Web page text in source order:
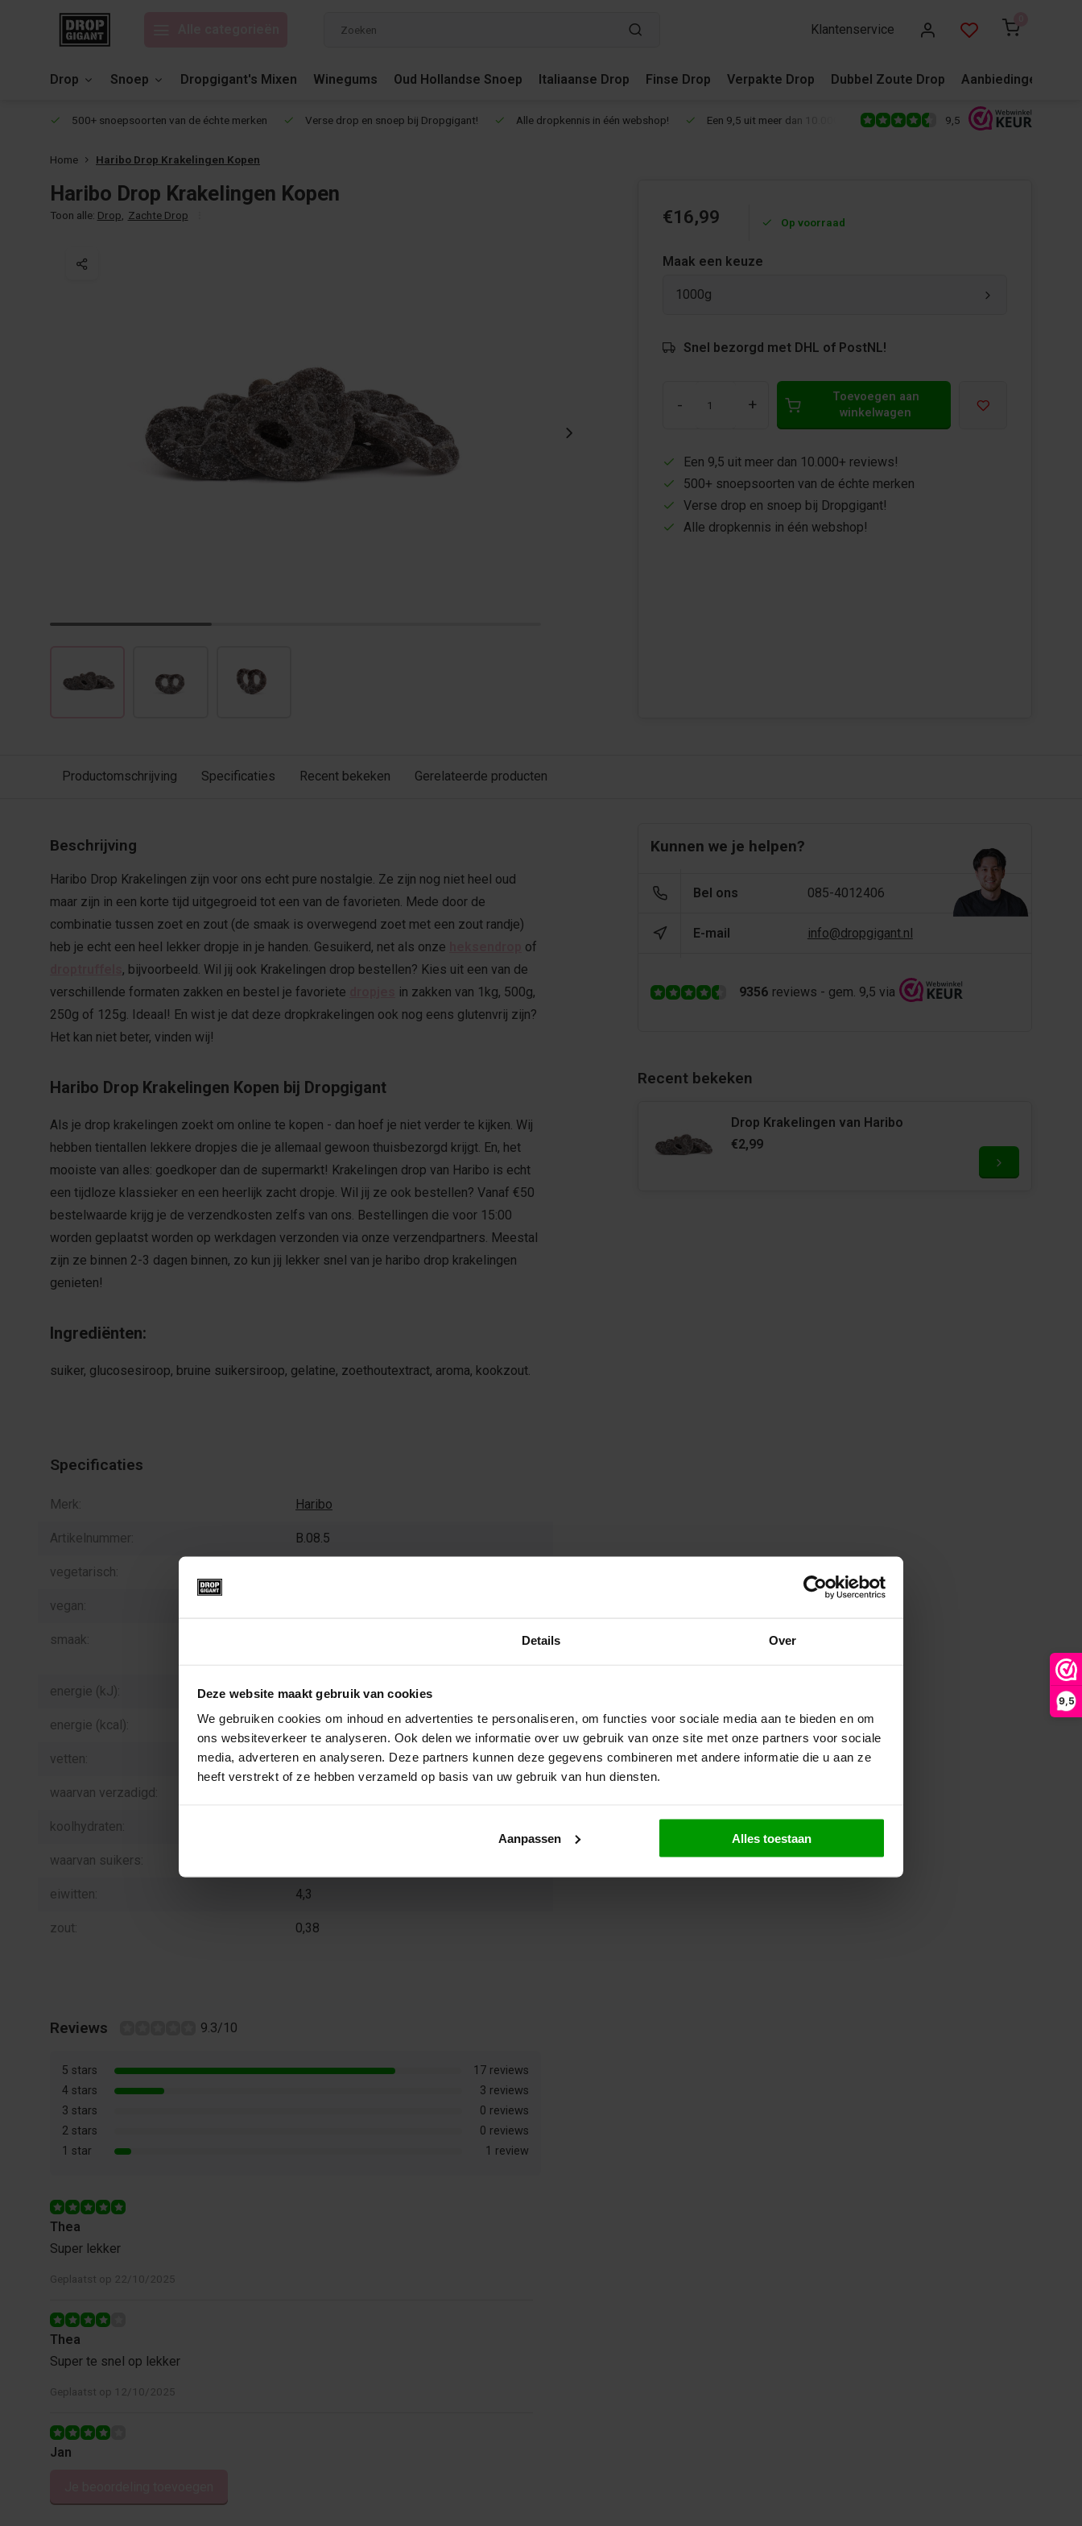
Details Over
Deze website maakt gebruik van cookies
We gebruiken cookies om inhoud en advertenties te personaliseren, om functies voor sociale media aan te bieden en om
ons websiteverkeer te analyseren. Ook delen we informatie over uw gebruik van onze site met onze partners voor sociale
media, adverteren en analyseren. Deze partners kunnen deze gegevens combineren met andere informatie die u aan ze
heeft verstrekt of ze hebben verzameld op basis van uw gebruik van hun diensten.
Aanpassen Alles toestaan
9,5
Klantenservice
Drop Snoep Dropgigant's Mixen Winegums Oud Hollandse Snoep Italiaanse Drop Finse Drop Verpakte Drop Dubbel Zoute Drop Aanbiedingen
500+ snoepsoorten van de échte merken Verse drop en snoep bij Dropgigant! Alle dropkennis in één webshop! Een 9,5 uit meer dan 10.000+ reviews! 500+ snoepsoorten van de
9,5
Home Haribo Drop Krakelingen Kopen
Haribo Drop Krakelingen Kopen
Toon alle: Drop Zachte Drop €16,99 Op voorraad
Maak een keuze
1000g
Snel bezorgd met DHL of PostNL!
- +
Toevoegen aan
winkelwagen
Een 9,5 uit meer dan 10.000+ reviews!
500+ snoepsoorten van de échte merken
Verse drop en snoep bij Dropgigant!
Alle dropkennis in één webshop!
Productomschrijving Specificaties Recent bekeken Gerelateerde producten
Beschrijving
Haribo Drop Krakelingen zijn voor ons echt pure nostalgie. Ze zijn nog niet heel oud
maar zijn in een korte tijd uitgegroeid tot een van de favorieten. Mede door de
combinatie tussen zoet en zout (de smaak is overwegend zoet met een zout randje)
heb je echt een heel lekker dropje in je handen. Gesuikerd, net als onze
of
, bijvoorbeeld. Wil jij ook Krakelingen drop bestellen? Kies uit een van de
verschillende formaten zakken en bestel je favoriete
in zakken van 1kg, 500g,
250g of 125g. Ideaal! En wist je dat deze dropkrakelingen ook nog eens glutenvrij zijn?
Het kan niet beter, vinden wij!
Haribo Drop Krakelingen Kopen bij Dropgigant
Als je drop krakelingen zoekt om online te kopen - dan hoef je niet verder te kijken. Wij
hebben tientallen lekkere dropjes die je allemaal gewoon thuisbezorgd krijgt. En, het
mooiste van alles: goedkoper dan de supermarkt! Krakelingen drop van Haribo is echt
een tijdloze klassieker en een heerlijk zacht dropje. Wil jij ze ook bestellen? Vanaf €50
bestelwaarde krijg je de verzendkosten zelfs van ons. Bestellingen die voor 15:00
worden geplaatst worden op werkdagen verzonden via onze verzendpartners. Meestal
zijn ze binnen 2-3 dagen binnen, zo kun jij lekker snel van je haribo drop krakelingen
genieten!
Ingrediënten:
suiker, glucosesiroop, bruine suikersiroop, gelatine, zoethoutextract, aroma, kookzout.
Specificaties
Merk: Haribo
Artikelnummer: B.08.5
vegetarisch:
vegan:
smaak:
energie (kJ): 1.468
energie (kcal): 350
vetten: <0,5
waarvan verzadigd:
koolhydraten:
waarvan suikers:
eiwitten: 4,3
zout: 0,38
Reviews 9.3/10
5 stars
17 reviews
4 stars
3 reviews
3 stars
0 reviews
2 stars
0 reviews
1 star
1 review
Thea
Super lekker
Geplaatst op 22/10/2025
Thea
Super te snel op lekker
Geplaatst op 12/10/2025
Jan
Geplaatst op 07/08/2025
Kunnen we je helpen?
Bel ons 085-4012406
E-mail info@dropgigant.nl
9356 reviews - gem. 9,5 via
Recent bekeken
Drop Krakelingen van Haribo
€2,99